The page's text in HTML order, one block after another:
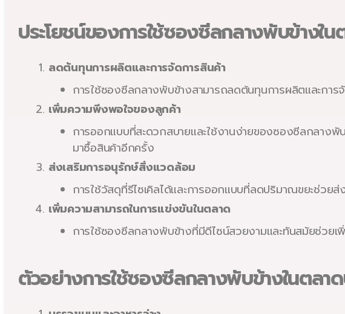
ประโยชน์ของการใช้ซองซีลกลางพับข้างใ
ลดต้นทุนการผลิตและการจัดการสินค้า
การใช้ซองซีลกลางพับข้างสามารถลดต้นทุนการผลิตและการ
เพิ่มความพึงพอใจของลูกค้า
การออกแบบที่สะดวกสบายและใช้งานง่ายของซองซีลกลาง
มาซื้อสินค้าอีกครั้ง
ส่งเสริมการอนุรักษ์สิ่งแวดล้อม
การใช้วัสดุที่รีไซเคิลได้และการออกแบบที่ลดปริมาณขยะช่วย
เพิ่มความสามารถในการแข่งขันในตลาด
การใช้ซองซีลกลางพับข้างที่มีดีไซน์สวยงามและทันสมัยช่วยเ
ตัวอย่างการใช้ซองซีลกลางพับข้างในตล